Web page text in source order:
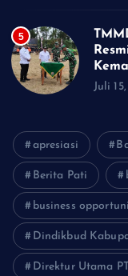
5
Juli
apresiasi
Berita Pati
business
Dindikbud
Direktur Utama